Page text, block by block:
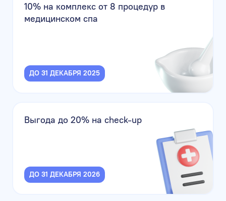
10% на комплекс от 8 процедур в
медицинском спа
ДО 31 ДЕКАБРЯ 2025
Выгода до 20% на check-up
ДО 31 ДЕКАБРЯ 2026